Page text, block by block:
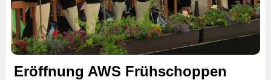
Eröffnung AWS Frühschoppen